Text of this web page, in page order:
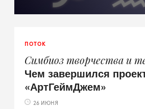
ПОТОК
Симбиоз творчества и
Чем завершился
«АртГеймДжем»
26 ИЮНЯ